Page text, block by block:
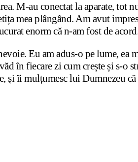
M-au conectat la aparate, tot
mea plângând. Am avut
enorm că n-am fost de
Eu am adus-o pe lume,
în fiecare zi cum crește și s-o
îi mulțumesc lui Dumnezeu